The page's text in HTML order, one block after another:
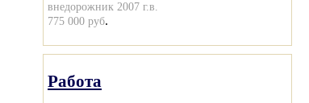
внедорожник 2007 г.в.
775 000 руб.
Работа